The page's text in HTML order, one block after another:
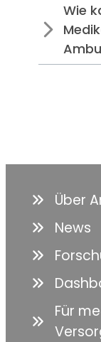
Wie
Über
News
Für